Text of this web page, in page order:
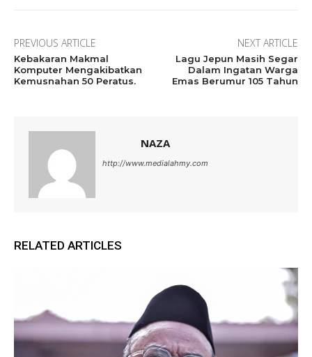
PREVIOUS ARTICLE
Kebakaran Makmal
Komputer Mengakibatkan
Kemusnahan 50 Peratus.
NEXT ARTICLE
Lagu Jepun Masih Segar
Dalam Ingatan Warga
Emas Berumur 105 Tahun
NAZA
http://www.medialahmy.com
RELATED ARTICLES